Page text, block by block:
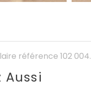
référence 102 004.
Aussi